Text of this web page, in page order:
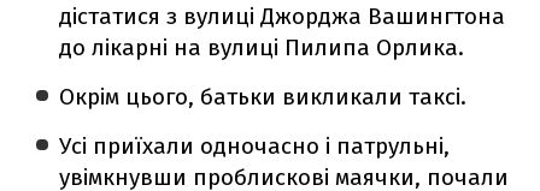
дістатися з вулиці Джорджа Вашингтона
до лікарні на вулиці Пилипа Орлика.
Окрім цього, батьки викликали таксі.
Усі приїхали одночасно і патрульні,
увімкнувши проблискові маячки, почали